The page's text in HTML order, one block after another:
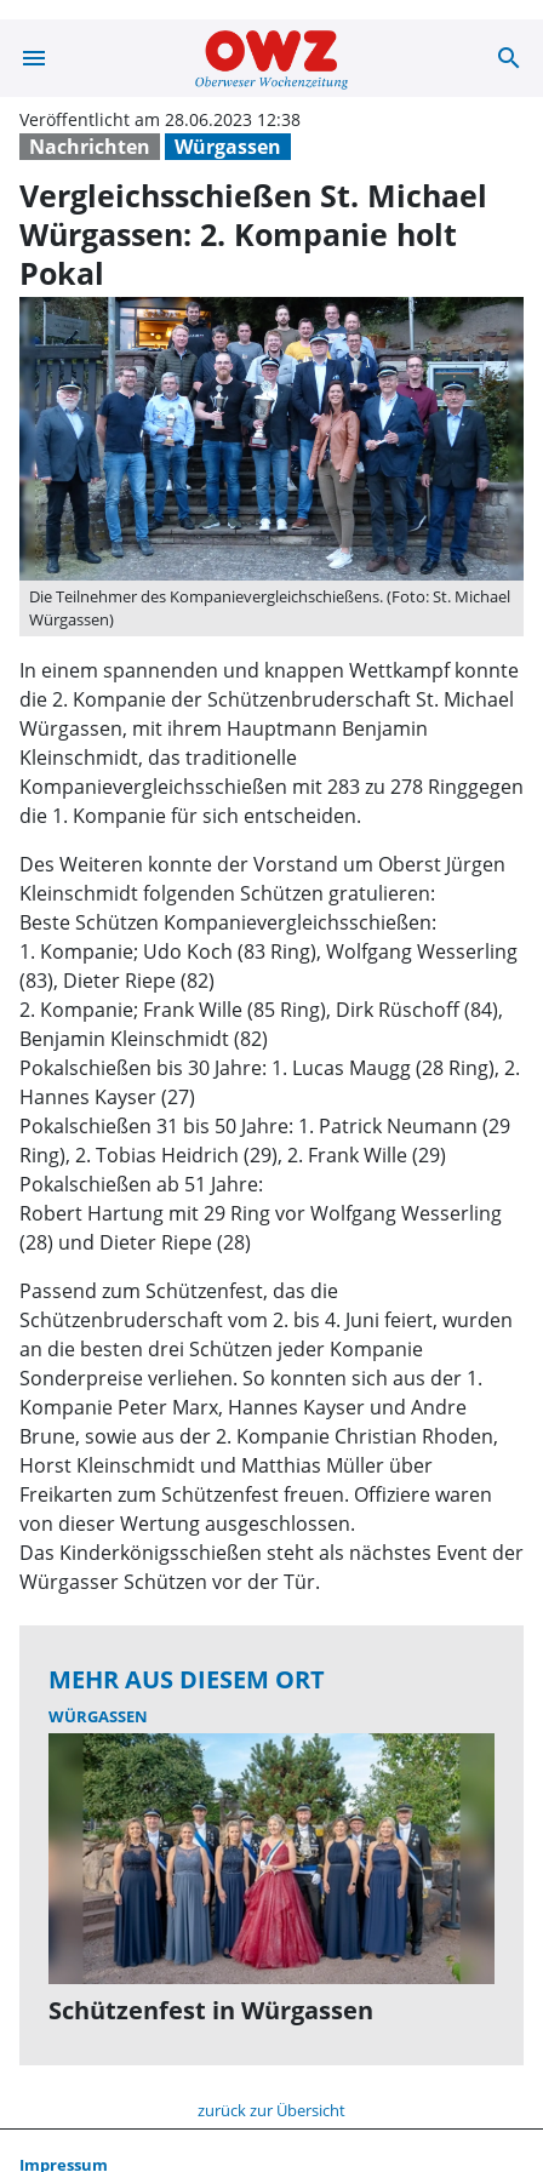
menu search
Nachrichten Würgassen
Veröffentlicht am 28.06.2023 12:38
Vergleichsschießen St. Michael
Würgassen: 2. Kompanie holt
Pokal
Die Teilnehmer des Kompanievergleichschießens. (Foto: St. Michael
Würgassen)
In einem spannenden und knappen Wettkampf konnte
die 2. Kompanie der Schützenbruderschaft St. Michael
Würgassen, mit ihrem Hauptmann Benjamin
Kleinschmidt, das traditionelle
Kompanievergleichsschießen mit 283 zu 278 Ringgegen
die 1. Kompanie für sich entscheiden.
Des Weiteren konnte der Vorstand um Oberst Jürgen
Kleinschmidt folgenden Schützen gratulieren:
Beste Schützen Kompanievergleichsschießen:
1. Kompanie; Udo Koch (83 Ring), Wolfgang Wesserling
(83), Dieter Riepe (82)
2. Kompanie; Frank Wille (85 Ring), Dirk Rüschoff (84),
Benjamin Kleinschmidt (82)
Pokalschießen bis 30 Jahre: 1. Lucas Maugg (28 Ring), 2.
Hannes Kayser (27)
Pokalschießen 31 bis 50 Jahre: 1. Patrick Neumann (29
Ring), 2. Tobias Heidrich (29), 2. Frank Wille (29)
Pokalschießen ab 51 Jahre:
Robert Hartung mit 29 Ring vor Wolfgang Wesserling
(28) und Dieter Riepe (28)
Passend zum Schützenfest, das die
Schützenbruderschaft vom 2. bis 4. Juni feiert, wurden
an die besten drei Schützen jeder Kompanie
Sonderpreise verliehen. So konnten sich aus der 1.
Kompanie Peter Marx, Hannes Kayser und Andre
Brune, sowie aus der 2. Kompanie Christian Rhoden,
Horst Kleinschmidt und Matthias Müller über
Freikarten zum Schützenfest freuen. Offiziere waren
von dieser Wertung ausgeschlossen.
Das Kinderkönigsschießen steht als nächstes Event der
Würgasser Schützen vor der Tür.
MEHR AUS DIESEM ORT
WÜRGASSEN
Schützenfest in Würgassen
zurück zur Übersicht
Impressum